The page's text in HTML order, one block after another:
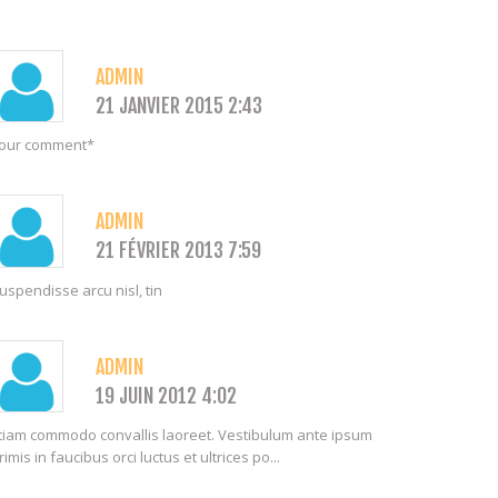
ADMIN
21 JANVIER 2015 2:43
comment*
ADMIN
21 FÉVRIER 2013 7:59
arcu nisl, tin
ADMIN
19 JUIN 2012 4:02
commodo convallis laoreet. Vestibulum ante ipsum
in faucibus orci luctus et ultrices po...